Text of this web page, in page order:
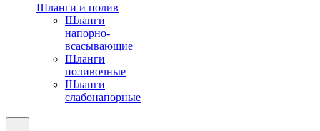
Шланги и полив
Шланги
напорно-
всасывающие
Шланги
поливочные
Шланги
слабонапорные